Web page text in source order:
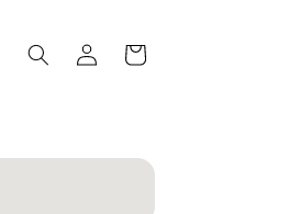
Iniciar
sessão
Carrinho